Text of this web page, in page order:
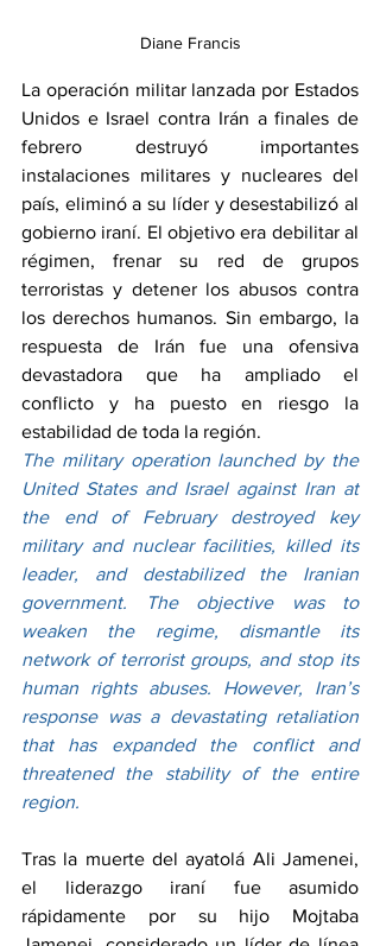
Diane Francis
La operación militar lanzada por Estados
Unidos e Israel contra Irán a finales de
febrero destruyó importantes
instalaciones militares y nucleares del
país, eliminó a su líder y desestabilizó al
gobierno iraní. El objetivo era debilitar al
régimen, frenar su red de grupos
terroristas y detener los abusos contra
los derechos humanos. Sin embargo, la
respuesta de Irán fue una ofensiva
devastadora que ha ampliado el
conflicto y ha puesto en riesgo la
estabilidad de toda la región.
The military operation launched by the
United States and Israel against Iran at
the end of February destroyed key
military and nuclear facilities, killed its
leader, and destabilized the Iranian
government. The objective was to
weaken the regime, dismantle its
network of terrorist groups, and stop its
human rights abuses. However, Iran’s
response was a devastating retaliation
that has expanded the conflict and
threatened the stability of the entire
region.
Tras la muerte del ayatolá Ali Jamenei,
el liderazgo iraní fue asumido
rápidamente por su hijo Mojtaba